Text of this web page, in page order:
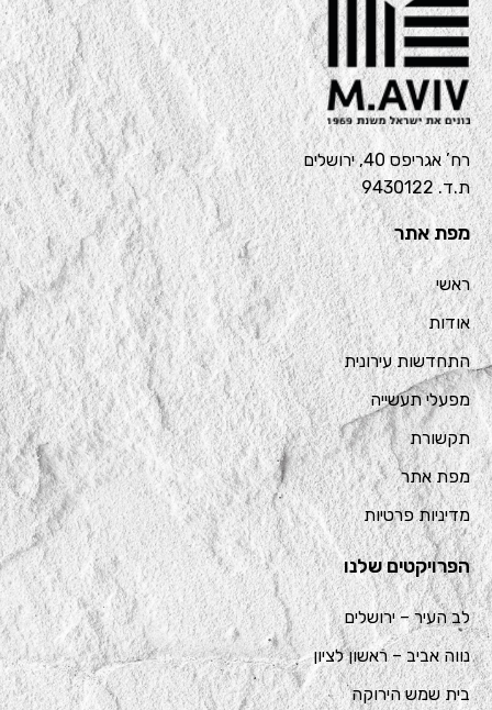
רח’ אגריפס 40, ירושלים
ת.ד. 9430122
מפת אתר
ראשי
אודות
התחדשות עירונית
מפעלי תעשייה
תקשורת
מפת אתר
מדיניות פרטיות
הפרויקטים שלנו
לב העיר – ירושלים
נווה אביב – ראשון לציון
בית שמש הירוקה